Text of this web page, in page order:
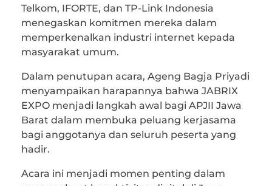
Telkom, IFORTE, dan TP-Link Indonesia
menegaskan komitmen mereka dalam
memperkenalkan industri internet kepada
masyarakat umum.
Dalam penutupan acara, Ageng Bagja Priyadi
menyampaikan harapannya bahwa JABRIX
EXPO menjadi langkah awal bagi APJII Jawa
Barat dalam membuka peluang kerjasama
bagi anggotanya dan seluruh peserta yang
hadir.
Acara ini menjadi momen penting dalam